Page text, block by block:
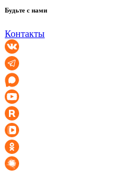
Будьте с нами
Контакты